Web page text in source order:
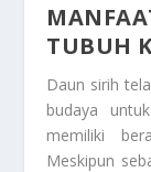
TUBUH
Daun sirih
budaya
memiliki
Meskipun